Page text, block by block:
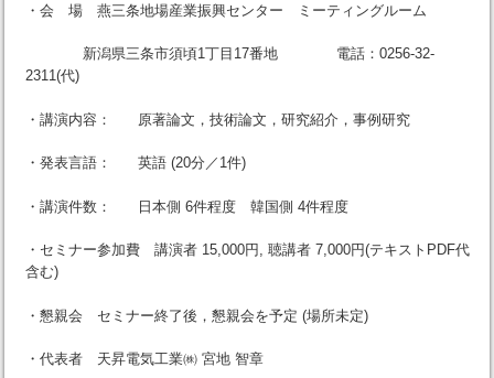
・会 場 燕三条地場産業振興センター ミーティングルーム
新潟県三条市須頃1丁目17番地 電話：0256-32-
2311(代)
・講演内容： 原著論文，技術論文，研究紹介，事例研究
・発表言語： 英語 (20分／1件)
・講演件数： 日本側 6件程度 韓国側 4件程度
・セミナー参加費 講演者 15,000円, 聴講者 7,000円(テキストPDF代
含む)
・懇親会 セミナー終了後，懇親会を予定 (場所未定)
・代表者 天昇電気工業㈱ 宮地 智章